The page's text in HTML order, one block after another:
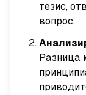
тезис,
вопрос.
Разница